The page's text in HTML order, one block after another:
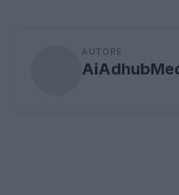
AUTORE